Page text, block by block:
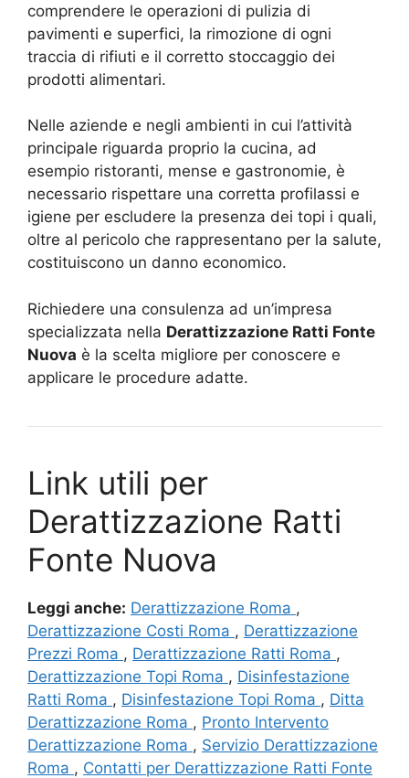
comprendere le operazioni di pulizia di
pavimenti e superfici, la rimozione di ogni
traccia di rifiuti e il corretto stoccaggio dei
prodotti alimentari.
Nelle aziende e negli ambienti in cui l’attività
principale riguarda proprio la cucina, ad
esempio ristoranti, mense e gastronomie, è
necessario rispettare una corretta profilassi e
igiene per escludere la presenza dei topi i quali,
oltre al pericolo che rappresentano per la salute,
costituiscono un danno economico.
Richiedere una consulenza ad un’impresa
specializzata nella Derattizzazione Ratti Fonte
Nuova è la scelta migliore per conoscere e
applicare le procedure adatte.
Link utili per
Derattizzazione Ratti
Fonte Nuova
Leggi anche: Derattizzazione Roma ,
Derattizzazione Costi Roma , Derattizzazione
Prezzi Roma , Derattizzazione Ratti Roma ,
Derattizzazione Topi Roma , Disinfestazione
Ratti Roma , Disinfestazione Topi Roma , Ditta
Derattizzazione Roma , Pronto Intervento
Derattizzazione Roma , Servizio Derattizzazione
Roma , Contatti per Derattizzazione Ratti Fonte